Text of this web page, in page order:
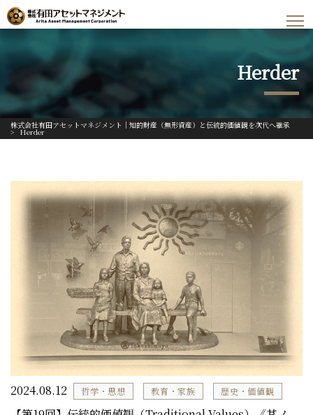
Herder
株式会社有田アセットマネジメント｜知的財産（無形資産）と伝統的価値観を次代へ継承
> Herder
2024.08.12 哲学・思想 教育・家族 歴史・価値観